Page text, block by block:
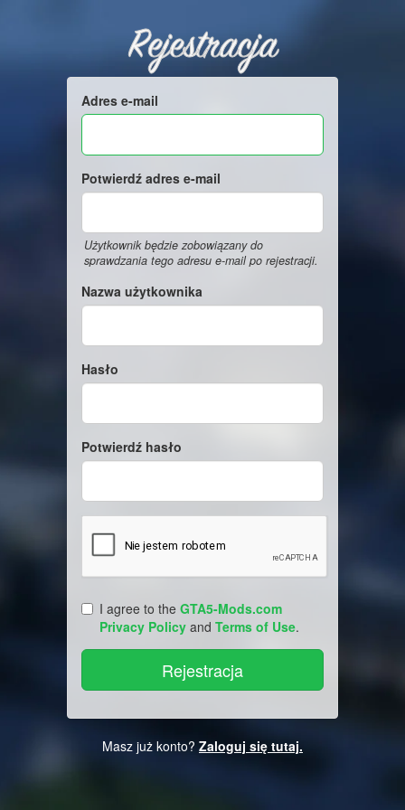
Rejestracja
Adres e-mail
Potwierdź adres e-mail
Użytkownik będzie zobowiązany do
sprawdzania tego adresu e-mail po rejestracji.
Nazwa użytkownika
Hasło
Potwierdź hasło
I agree to the GTA5-Mods.com
Privacy Policy and Terms of Use.
Masz już konto? Zaloguj się tutaj.